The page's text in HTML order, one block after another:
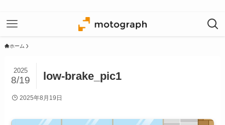
ホーム
low-brake_pic1
2025
8/19
2025年8月19日